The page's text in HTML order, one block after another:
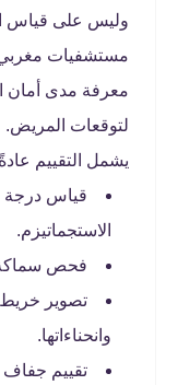
وليس على قياس
مستشفيات
معرفة مدى أمان
لتوقعات المريض.
يشمل التقييم
قياس درجة
الاستجماتيزم.
فحص سماكة
تصوير
وانحناءاتها.
تقييم جفاف